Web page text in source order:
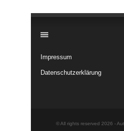
Impressum
Datenschutzerklärung
© All rights reserved 2026 -